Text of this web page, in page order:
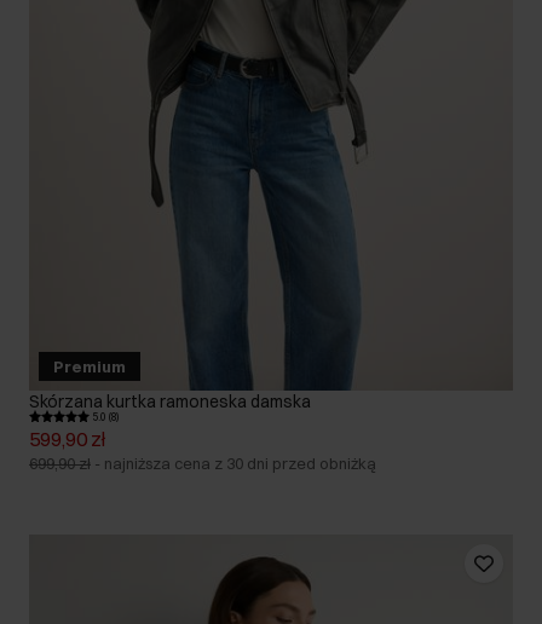
Premium
Skórzana kurtka ramoneska damska
5.0 (8)
599,90 zł
699,90 zł - najniższa cena z 30 dni przed obniżką